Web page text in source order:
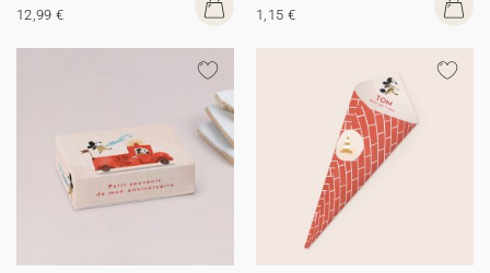
12,99 €
1,15 €